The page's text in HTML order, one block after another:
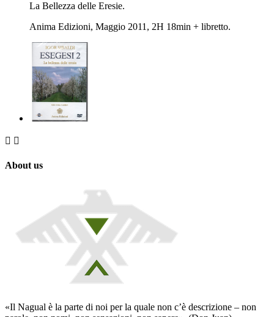
La Bellezza delle Eresie.
Anima Edizioni, Maggio 2011, 2H 18min + libretto.
 
About us
«Il Nagual è la parte di noi per la quale non c’è descrizione – non